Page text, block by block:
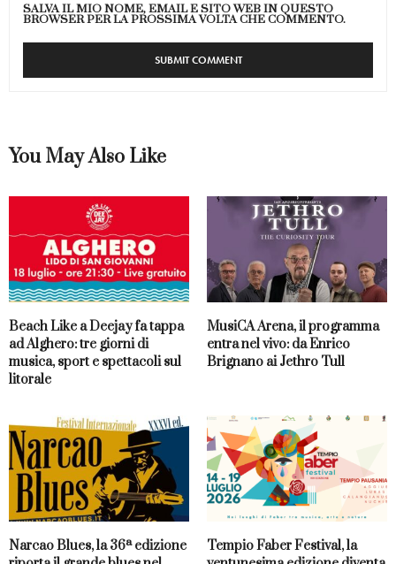
SALVA IL MIO NOME, EMAIL E SITO WEB IN QUESTO
BROWSER PER LA PROSSIMA VOLTA CHE COMMENTO.
You May Also Like
Beach Like a Deejay fa tappa
ad Alghero: tre giorni di
musica, sport e spettacoli sul
litorale
MusiCA Arena, il programma
entra nel vivo: da Enrico
Brignano ai Jethro Tull
Narcao Blues, la 36ª edizione
Tempio Faber Festival, la